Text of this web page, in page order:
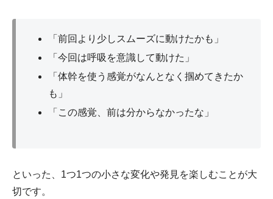
「前回より少しスムーズに動けたかも」
「今回は呼吸を意識して動けた」
「体幹を使う感覚がなんとなく掴めてきたか
も」
「この感覚、前は分からなかったな」
といった、1つ1つの小さな変化や発見を楽しむことが大
切です。